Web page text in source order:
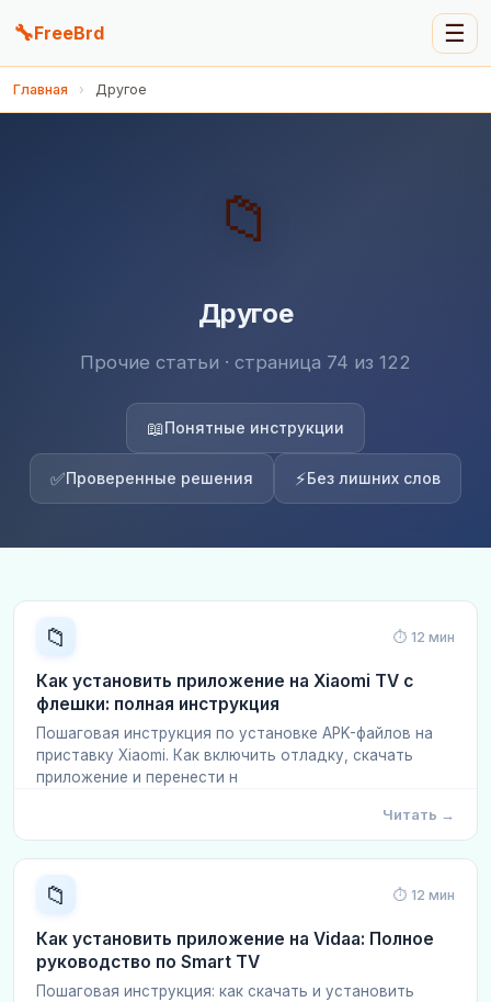
🔧FreeBrd ☰
Главная › Другое
📁
Другое
Прочие статьи · страница 74 из 122
📖Понятные инструкции
✅Проверенные решения ⚡Без лишних слов
📁 ⏱ 12 мин
Как установить приложение на Xiaomi TV с
флешки: полная инструкция
Пошаговая инструкция по установке APK-файлов на
приставку Xiaomi. Как включить отладку, скачать
приложение и перенести н
Читать →
📁 ⏱ 12 мин
Как установить приложение на Vidaa: Полное
руководство по Smart TV
Пошаговая инструкция: как скачать и установить